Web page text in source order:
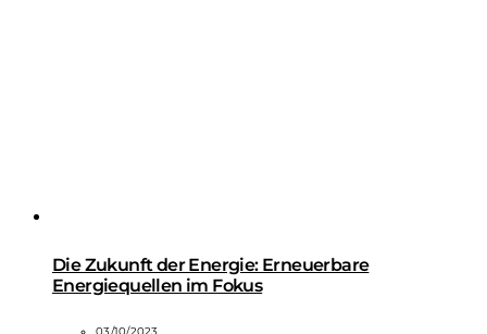
Die Zukunft der Energie: Erneuerbare
Energiequellen im Fokus